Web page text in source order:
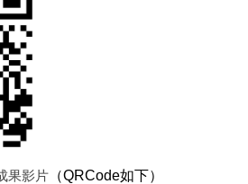
果影片 （QRCode如下）